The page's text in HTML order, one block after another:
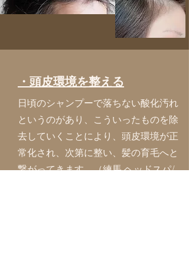
​・頭皮環境を整える
日頃のシャンプーで落ちない酸化汚れ
というのがあり、こういったものを除
去していくことにより、頭皮環境が正
常化され、次第に整い、髪の育毛へと
繋がってきます。（練馬 ヘッドスパ/